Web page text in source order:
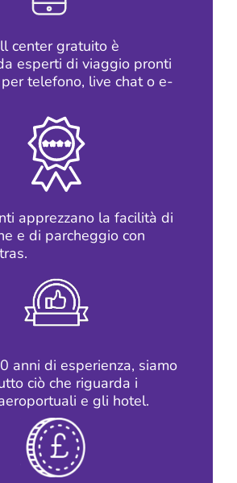
center gratuito è
esperti di viaggio pronti
telefono, live chat o e-
apprezzano la facilità di
e di parcheggio con
anni di esperienza, siamo
ciò che riguarda i
e gli hotel.